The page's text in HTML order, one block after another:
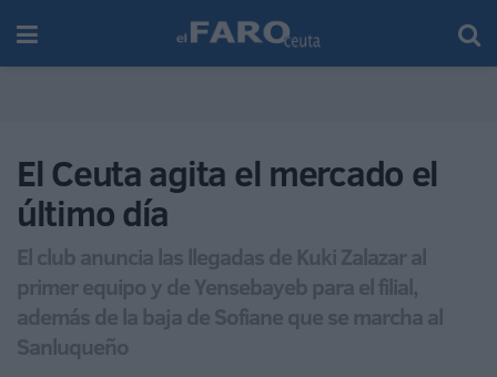
El Ceuta agita el mercado el
último día
El club anuncia las llegadas de Kuki Zalazar al
primer equipo y de Yensebayeb para el filial,
además de la baja de Sofiane que se marcha al
Sanluqueño